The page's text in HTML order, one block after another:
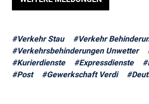
#Verkehr Stau #Verkehr
#Verkehrsbehinderungen Unwetter
#Kurierdienste
#Expressdienste
#Post
#Gewerkschaft Verdi